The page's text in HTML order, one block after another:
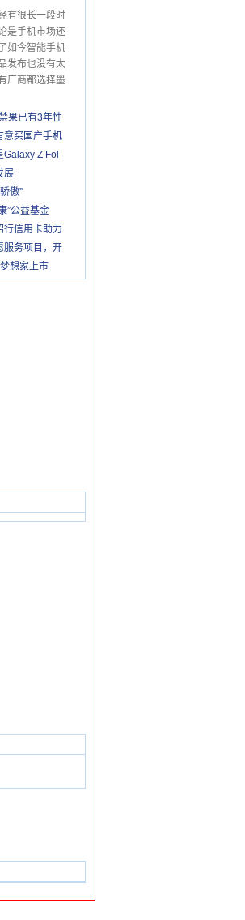
有很长一段时
是手机市场还
如今智能手机
发布也没有太
厂商都选择墨
果已有3年性
意买国产手机
Z Fol
展
傲”
”公益基金
行信用卡助力
服务项目，开
想家上市